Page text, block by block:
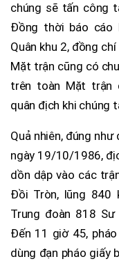
chúng sẽ tấn công
Đồng thời báo cáo
Quân khu 2, đồng
Mặt trận cũng có
trên toàn Mặt trận
quân địch khi chúng
Quả nhiên, đúng
ngày 19/10/1986,
dồn dập vào các
Đồi Tròn, lũng 840
Trung đoàn 818
Đến 11 giờ 45,
dùng đạn pháo giấy